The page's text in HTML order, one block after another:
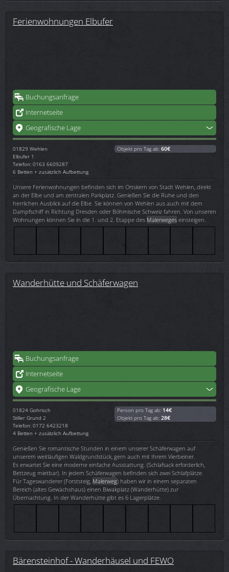
Ferienwohnungen Elbufer
Buchungsanfrage
Internetseite
Geografische Lage
01829 Wehlen
Elbufer 1
Telefon: 0163 6609287
6 Betten + zusätzlich Aufbettung
Objekt pro Tag ab: 60€
Unsere Ferienwohnungen befinden sich im Ortskern von Stadt Wehlen, direkt
an der Elbe und am zentralen Parkplatz. Genießen Sie die Ruhe und den
herrlichen Ausblick auf die Elbe. Sie können von Wehlen aus auch mit dem
Dampfschiff in Richtung Dresden oder Böhmische Schweiz fahren. Von unseren
Wohnungen können Sie in die 1. und 2. Etappe des Malerweges einsteigen.
Wanderhütte und Schäferwagen
Buchungsanfrage
Internetseite
Geografische Lage
01824 Gohrisch
Stiller Grund 2
Telefon: 0172 6423218
4 Betten + zusätzlich Aufbettung
Person pro Tag ab: 14€
Objekt pro Tag ab: 28€
Genießen Sie romantische Stunden in einem unserer Schäferwagen auf
unserem weitläufigen Waldgrundstück, gern auch mit Ihrem Vierbeiner.
Es erwartet Sie eine moderne einfache Ausstattung. (Schlafsack erforderlich,
Bettzeug mietbar). In jedem Schäferwagen befinden sich zwei Schlafplätze.
Für Tageswanderer (Forststeig, Malerweg) haben wir in einem separaten
Bereich (altes Gewächshaus) einen Biwakplatz (Wanderhütte) zur
Übernachtung. In der Wanderhütte gibt es 6 Lagerplätze.
Bärensteinhof - Wanderhäusel und FEWO